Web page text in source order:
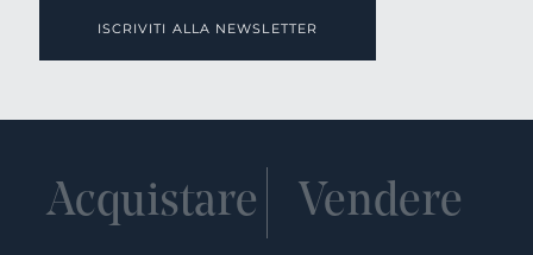
ISCRIVITI ALLA NEWSLETTER
Acquistare Vendere